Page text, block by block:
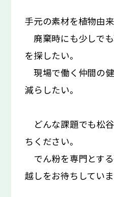
手元の素材を植物由
廃棄時にも少しで
を探したい。
現場で働く仲間の
減らしたい。
どんな課題でも松
ちください。
でん粉を専門とす
越しをお待ちしていま